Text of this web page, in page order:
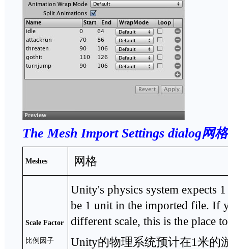
The Mesh Import Settings dialog网
Meshes 网格
Scale Factor
比例因子
Unity's physics system expects
be 1 unit in the imported file. If
different scale, this is the place
Unity的物理系统预计在1米的